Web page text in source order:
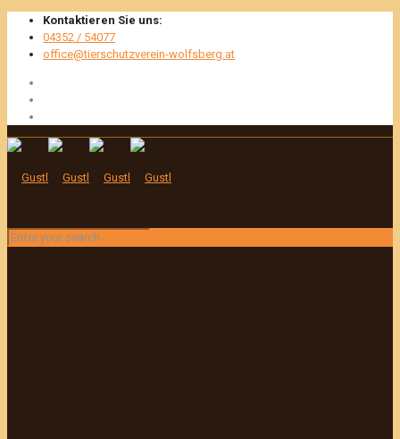
Kontaktieren Sie uns:
04352 / 54077
office@tierschutzverein-wolfsberg.at